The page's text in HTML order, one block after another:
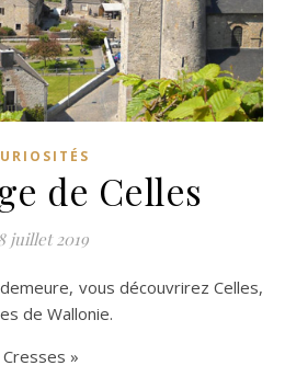
de Celles
juillet 2019
de Wallonie.
»